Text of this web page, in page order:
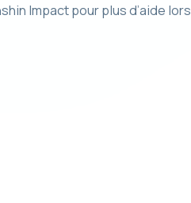
Impact pour plus d’aide lors